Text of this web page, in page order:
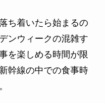
ち着いたら始まるの
ンウィークの混雑す
を楽しめる時間が限
幹線の中での食事時